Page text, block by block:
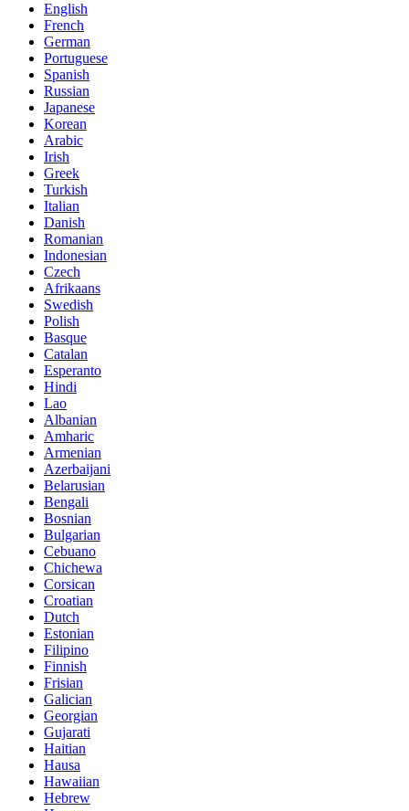
English
French
German
Portuguese
Spanish
Russian
Japanese
Korean
Arabic
Irish
Greek
Turkish
Italian
Danish
Romanian
Indonesian
Czech
Afrikaans
Swedish
Polish
Basque
Catalan
Esperanto
Hindi
Lao
Albanian
Amharic
Armenian
Azerbaijani
Belarusian
Bengali
Bosnian
Bulgarian
Cebuano
Chichewa
Corsican
Croatian
Dutch
Estonian
Filipino
Finnish
Frisian
Galician
Georgian
Gujarati
Haitian
Hausa
Hawaiian
Hebrew